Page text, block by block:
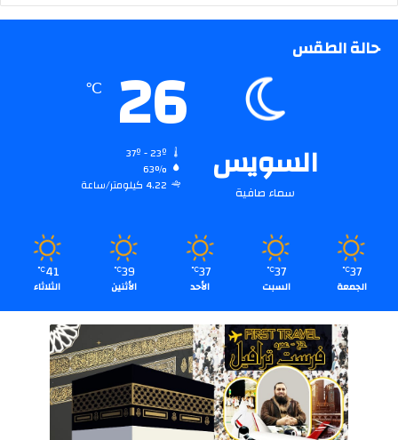
حالة الطقس
السويس
سماء صافية
26
℃
63%
4.22 كيلومتر/ساعة
37
℃
الجمعة
37
℃
السبت
37
℃
الأحد
39
℃
الأثنين
41
℃
الثلاثاء